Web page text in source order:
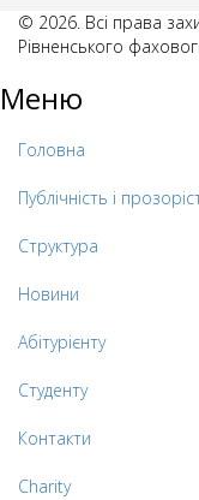
© 2026. Всі права
Рівненського
Меню
Головна
Публічність і
Структура
Новини
Абітурієнту
Студенту
Контакти
Charity